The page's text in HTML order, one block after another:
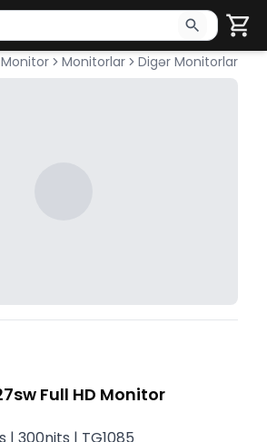
azı 2 simvol yazın. Göndərmək
Monitorlar Digər Monitorlar
Full HD Monitor